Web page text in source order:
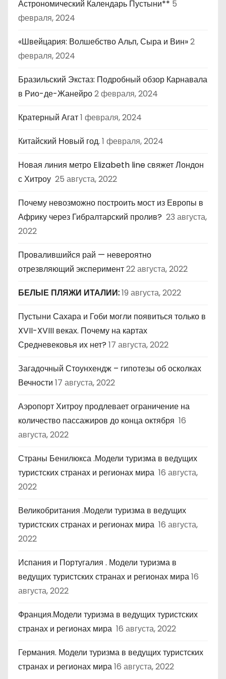
Астрономический Календарь Пустыни** 5
февраля, 2024
«Швейцария: Волшебство Альп, Сыра и Вин»2
февраля, 2024
Бразильский Экстаз: Подробный обзор Карнавала
в Рио-де-Жанейро2 февраля, 2024
Кратерный Агат1 февраля, 2024
Китайский Новый год. 1 февраля, 2024
Новая линия метро Elizabeth line свяжет Лондон
с Хитроу 25 августа, 2022
Почему невозможно построить мост из Европы в
Африку через Гибралтарский пролив? 23 августа,
2022
Провалившийся рай — невероятно
отрезвляющий эксперимент22 августа, 2022
БЕЛЫЕ ПЛЯЖИ ИТАЛИИ:19 августа, 2022
Пустыни Сахара и Гоби могли появиться только в
XVII-XVIII веках. Почему на картах
Средневековья их нет? 17 августа, 2022
Загадочный Стоунхендж – гипотезы об осколках
Вечности 17 августа, 2022
Аэропорт Хитроу продлевает ограничение на
количество пассажиров до конца октября 16
августа, 2022
Страны Бенилюкса .Модели туризма в ведущих
туристских странах и регионах мира 16 августа,
2022
Великобритания .Модели туризма в ведущих
туристских странах и регионах мира 16 августа,
2022
Испания и Португалия . Модели туризма в
ведущих туристских странах и регионах мира16
августа, 2022
Франция.Модели туризма в ведущих туристских
странах и регионах мира 16 августа, 2022
Германия. Модели туризма в ведущих туристских
странах и регионах мира16 августа, 2022